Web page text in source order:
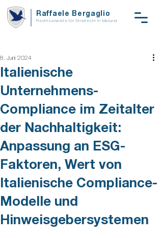
Rechtsanwälte für Strafrecht in Mailand
Raffaele Bergaglio
Italienische
Unternehmens-
Compliance im Zeitalter
der Nachhaltigkeit:
Anpassung an ESG-
Faktoren, Wert von
Italienische Compliance-
Modelle und
Hinweisgebersystemen
8. Juni 2024